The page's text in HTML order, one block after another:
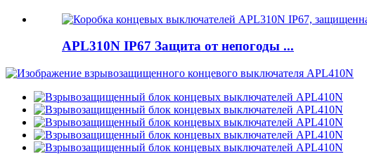
APL310N IP67 Защита от непогоды ...